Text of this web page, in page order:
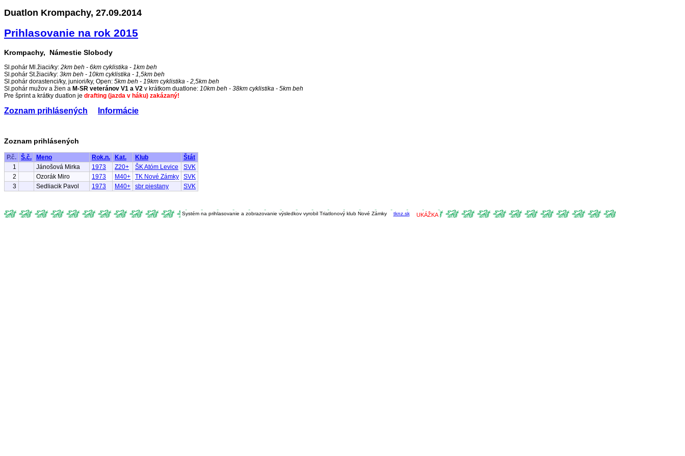
Duatlon Krompachy, 27.09.2014
Prihlasovanie na rok 2015
Krompachy, Námestie Slobody
Sl.pohár Ml.žiaci/ky: 2km beh - 6km cyklistika - 1km beh
Sl.pohár St.žiaci/ky: 3km beh - 10km cyklistika - 1,5km beh
Sl.pohár dorastenci/ky, juniori/ky, Open: 5km beh - 19km cyklistika - 2,5km beh
Sl.pohár mužov a žien a M-SR veteránov V1 a V2 v krátkom duatlone: 10km beh - 38km cyklistika - 5km beh
Pre šprint a krátky duatlon je drafting (jazda v háku) zakázaný!
Zoznam prihlásených Informácie
Zoznam prihlásených
P.č. Š.č. Meno Rok.n. Kat. Klub
Štát
1
Jánošová Mirka 1973 Z20+ ŠK Atóm Levice
SVK
2
Ozorák Miro 1973 M40+ TK Nové Zámky
SVK
3
Sedliacik Pavol 1973 M40+ sbr piestany SVK
Systém na prihlasovanie a zobrazovanie výsledkov vyrobil Triatlonový klub Nové Zámky tknz.sk UKÁŽKA